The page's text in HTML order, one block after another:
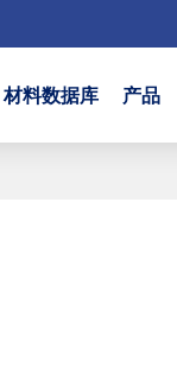
材料数据库 产品